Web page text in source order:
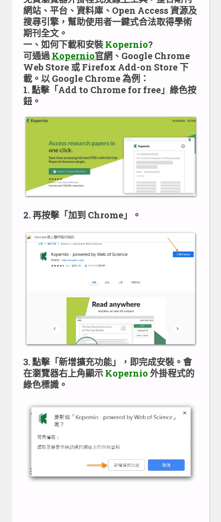
網站、平台、資料庫、Open Access 資源及
搜尋引擎，幫助使用者一鍵式合法取得學術
期刊全文。
一、如何下載和安裝Kopernio?
可通過Kopernio官網、Google Chrome
Web Store 或 Firefox Add-on Store 下
載。以 Google Chrome 為例：
1. 點擊「Add to Chrome for free」綠色按
鈕。
2. 再按擊「加到 Chrome」。
3. 點擊「新增擴充功能」，即完成安裝。會
在瀏覽器右上角顯示 Kopernio 外掛程式的
綠色標識。